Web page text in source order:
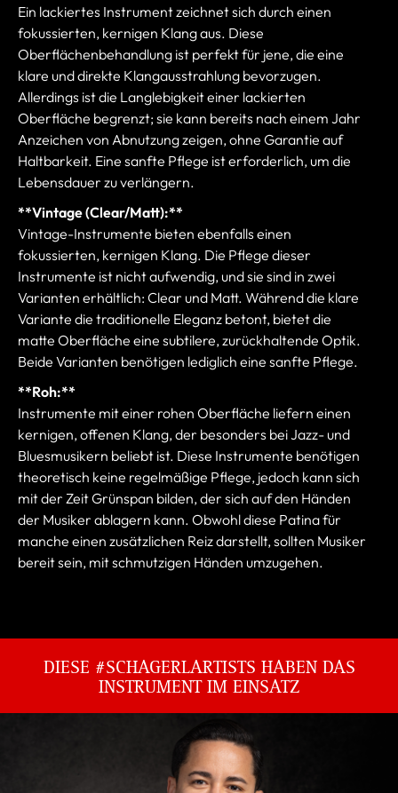
Ein lackiertes Instrument zeichnet sich durch einen
fokussierten, kernigen Klang aus. Diese
Oberflächenbehandlung ist perfekt für jene, die eine
klare und direkte Klangausstrahlung bevorzugen.
Allerdings ist die Langlebigkeit einer lackierten
Oberfläche begrenzt; sie kann bereits nach einem Jahr
Anzeichen von Abnutzung zeigen, ohne Garantie auf
Haltbarkeit. Eine sanfte Pflege ist erforderlich, um die
Lebensdauer zu verlängern.
**Vintage (Clear/Matt):**
Vintage-Instrumente bieten ebenfalls einen
fokussierten, kernigen Klang. Die Pflege dieser
Instrumente ist nicht aufwendig, und sie sind in zwei
Varianten erhältlich: Clear und Matt. Während die klare
Variante die traditionelle Eleganz betont, bietet die
matte Oberfläche eine subtilere, zurückhaltende Optik.
Beide Varianten benötigen lediglich eine sanfte Pflege.
**Roh:**
Instrumente mit einer rohen Oberfläche liefern einen
kernigen, offenen Klang, der besonders bei Jazz- und
Bluesmusikern beliebt ist. Diese Instrumente benötigen
theoretisch keine regelmäßige Pflege, jedoch kann sich
mit der Zeit Grünspan bilden, der sich auf den Händen
der Musiker ablagern kann. Obwohl diese Patina für
manche einen zusätzlichen Reiz darstellt, sollten Musiker
bereit sein, mit schmutzigen Händen umzugehen.
DIESE #SCHAGERLARTISTS HABEN DAS
INSTRUMENT IM EINSATZ